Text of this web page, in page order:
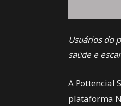
Usuários do
saúde e
A Pottencial
plataforma